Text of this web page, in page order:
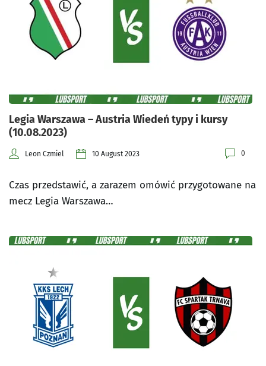
Legia Warszawa – Austria Wiedeń typy i kursy
(10.08.2023)
Leon Czmiel 10 August 2023 0
Czas przedstawić, a zarazem omówić przygotowane na
mecz Legia Warszawa…